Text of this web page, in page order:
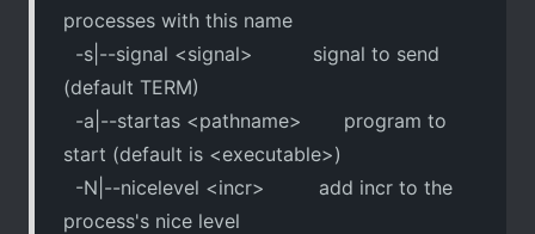
processes with this name
-s|--signal <signal> signal to send
(default TERM)
-a|--startas <pathname> program to
start (default is <executable>)
-N|--nicelevel <incr> add incr to the
process's nice level